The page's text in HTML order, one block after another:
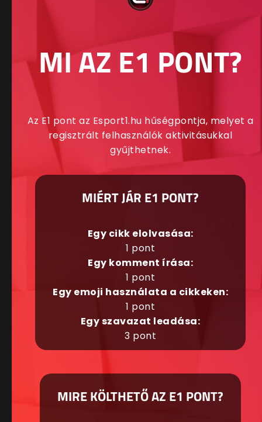
MI AZ E1 PONT?
Az E1 pont az Esport1.hu hűségpontja, melyet a
regisztrált felhasználók aktivitásukkal
gyűjthetnek.
MIÉRT JÁR E1 PONT?
Egy cikk elolvasása:
1 pont
Egy komment írása:
1 pont
Egy emoji használata a cikkeken:
1 pont
Egy szavazat leadása:
3 pont
MIRE KÖLTHETŐ AZ E1 PONT?